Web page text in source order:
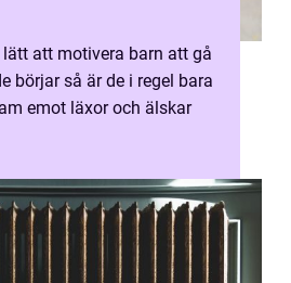
att motivera barn att gå
börjar så är de i regel bara
emot läxor och älskar